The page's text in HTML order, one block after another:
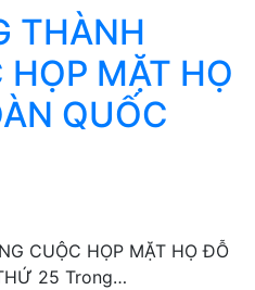
THÀNH
MẶT HỌ
QUỐC
CUỘC HỌP MẶT HỌ ĐỖ
25 Trong…